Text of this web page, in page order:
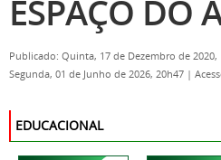
ESPAÇO DO
Publicado: Quinta, 17 de Dezembro de 2020,
Segunda, 01 de Junho de 2026, 20h47 |
EDUCACIONAL